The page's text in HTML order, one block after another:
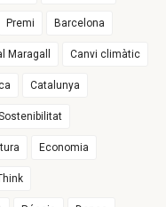
Premi Barcelona
Maragall Canvi climàtic
Catalunya
Economia